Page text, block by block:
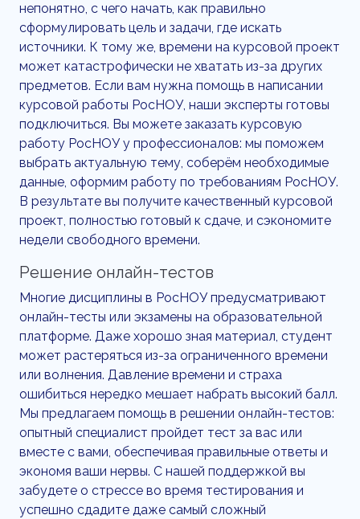
непонятно, с чего начать, как правильно
сформулировать цель и задачи, где искать
источники. К тому же, времени на курсовой проект
может катастрофически не хватать из-за других
предметов. Если вам нужна помощь в написании
курсовой работы РосНОУ, наши эксперты готовы
подключиться. Вы можете заказать курсовую
работу РосНОУ у профессионалов: мы поможем
выбрать актуальную тему, соберём необходимые
данные, оформим работу по требованиям РосНОУ.
В результате вы получите качественный курсовой
проект, полностью готовый к сдаче, и сэкономите
недели свободного времени.
Решение онлайн-тестов
Многие дисциплины в РосНОУ предусматривают
онлайн-тесты или экзамены на образовательной
платформе. Даже хорошо зная материал, студент
может растеряться из-за ограниченного времени
или волнения. Давление времени и страха
ошибиться нередко мешает набрать высокий балл.
Мы предлагаем помощь в решении онлайн-тестов:
опытный специалист пройдет тест за вас или
вместе с вами, обеспечивая правильные ответы и
экономя ваши нервы. С нашей поддержкой вы
забудете о стрессе во время тестирования и
успешно сдадите даже самый сложный